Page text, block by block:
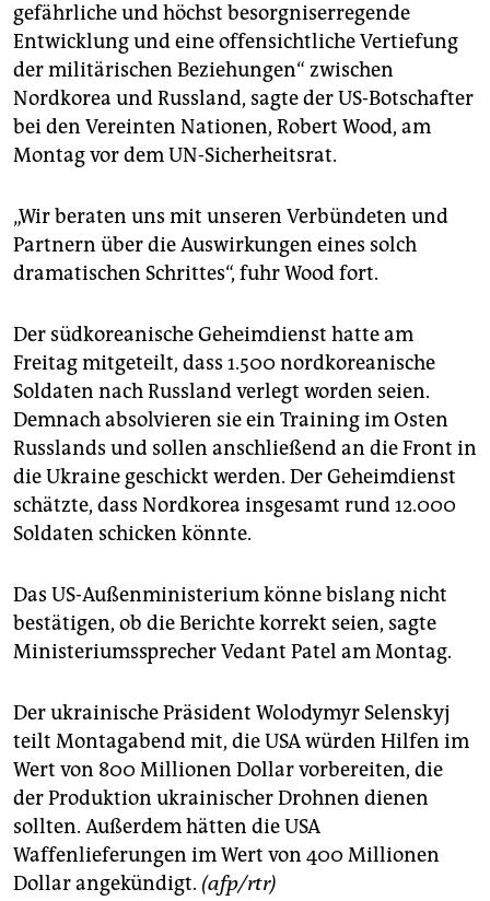
gefährliche und höchst besorgniserregende
Entwicklung und eine offensichtliche Vertiefung
der militärischen Beziehungen“ zwischen
Nordkorea und Russland, sagte der US-Botschafter
bei den Vereinten Nationen, Robert Wood, am
Montag vor dem UN-Sicherheitsrat.
„Wir beraten uns mit unseren Verbündeten und
Partnern über die Auswirkungen eines solch
dramatischen Schrittes“, fuhr Wood fort.
Der südkoreanische Geheimdienst hatte am
Freitag mitgeteilt, dass 1.500 nordkoreanische
Soldaten nach Russland verlegt worden seien.
Demnach absolvieren sie ein Training im Osten
Russlands und sollen anschließend an die Front in
die Ukraine geschickt werden. Der Geheimdienst
schätzte, dass Nordkorea insgesamt rund 12.000
Soldaten schicken könnte.
Das US-Außenministerium könne bislang nicht
bestätigen, ob die Berichte korrekt seien, sagte
Ministeriumssprecher Vedant Patel am Montag.
Der ukrainische Präsident Wolodymyr Selenskyj
teilt Montagabend mit, die USA würden Hilfen im
Wert von 800 Millionen Dollar vorbereiten, die
der Produktion ukrainischer Drohnen dienen
sollten. Außerdem hätten die USA
Waffenlieferungen im Wert von 400 Millionen
Dollar angekündigt. (afp/rtr)